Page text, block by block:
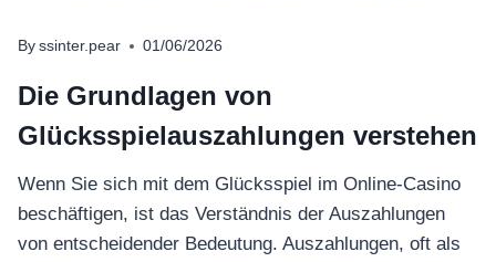
By ssinter.pear 01/06/2026
Die Grundlagen von
Glücksspielauszahlungen verstehen
Wenn Sie sich mit dem Glücksspiel im Online-Casino
beschäftigen, ist das Verständnis der Auszahlungen
von entscheidender Bedeutung. Auszahlungen, oft als